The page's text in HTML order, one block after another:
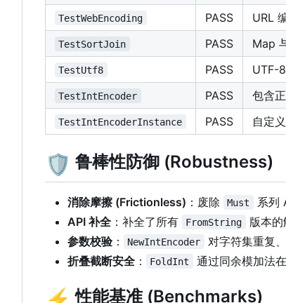
TestWebEncoding PASS URL
TestSortJoin PASS Map
TestUtf8 PASS UTF-
TestIntEncoder PASS 包含
TestIntEncoderInstance PASS 自定
🛡️ 鲁棒性防御 (Robustness)
消除摩擦 (Frictionless) ：废除 Must 系列
API 补全 ：补全了所有 FromString
版本
参数校验： NewIntEncoder
对字符集重复
折叠截断安全 ： FoldInt 通过同余模加法
性能基准 (Benchmarks)